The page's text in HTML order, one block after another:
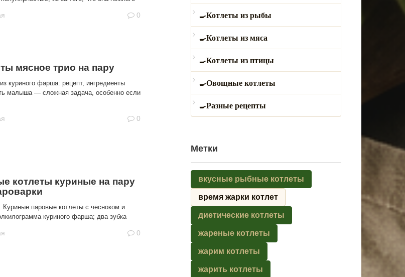
0
мясное трио на пару
куриного фарша: рецепт, ингредиенты
малыша — сложная задача, особенно если
0
котлеты куриные на пару
Куриные паровые котлеты с чесноком и
куриного фарша; два зубка
0
Котлеты из рыбы
Котлеты из мяса
Котлеты из птицы
Овощные котлеты
Разные рецепты
Метки
вкусные рыбные котлеты
время жарки котлет
диетические котлеты
жареные котлеты
жарим котлеты
жарить котлеты